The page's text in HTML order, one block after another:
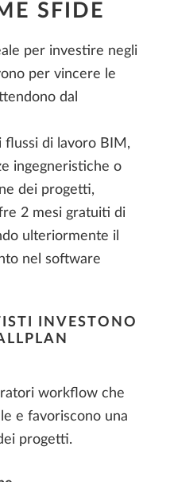
SFIDE
per investire negli
per vincere le
dal
flussi di lavoro BIM,
ingegneristiche o
dei progetti,
2 mesi gratuiti di
ulteriormente il
nel software
INVESTONO
workflow che
e favoriscono una
progetti.